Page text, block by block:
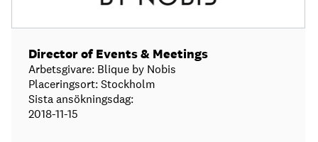
Director of Events & Meetings
Arbetsgivare: Blique by Nobis
Placeringsort: Stockholm
Sista ansökningsdag:
2018-11-15